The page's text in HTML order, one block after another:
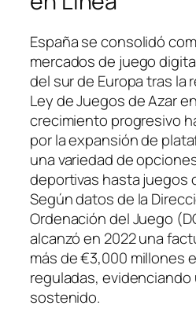
España se consolidó
mercados de juego
del sur de Europa tras la
Ley de Juegos de Azar
crecimiento progresivo
por la expansión de
una variedad de
deportivas hasta juegos
Según datos de la
Ordenación del Juego
alcanzó en 2022 una
más de €3,000 millones
reguladas,
sostenido.